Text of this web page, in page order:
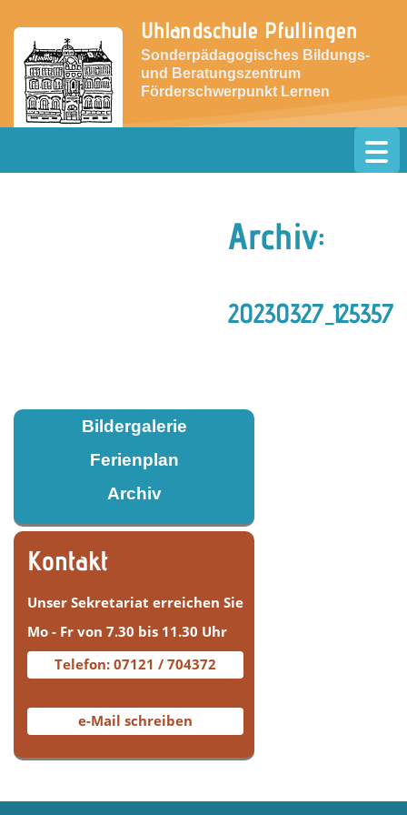
Uhlandschule Pfullingen
Sonderpädagogisches Bildungs-
und Beratungszentrum
Förderschwerpunkt Lernen
Archiv:
20230327_125357
Bildergalerie
Ferienplan
Archiv
Kontakt
Unser Sekretariat erreichen Sie
Mo - Fr von 7.30 bis 11.30 Uhr
Telefon: 07121 / 704372
e-Mail schreiben